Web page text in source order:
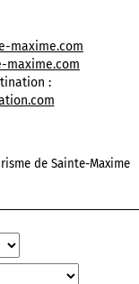
maxime.com
maxime.com
:
de Sainte-Maxime